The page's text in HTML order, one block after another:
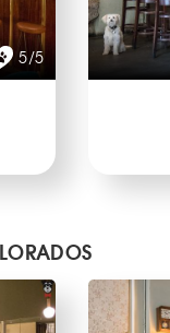
5/5